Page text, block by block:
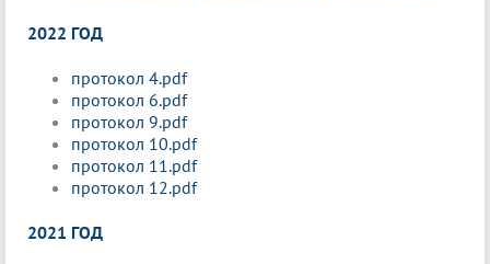
2022 ГОД
протокол 4.pdf
протокол 6.pdf
протокол 9.pdf
протокол 10.pdf
протокол 11.pdf
протокол 12.pdf
2021 ГОД